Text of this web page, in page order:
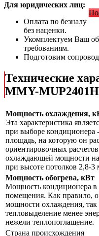
Для юридических лиц:
Оплата по безналу
без наценки.
Укомплектуем Ваш
требованиям.
Подготовим
Технические
MMY-
Мощность охлаждения,
Эта характеристика
при выборе кондиционера
площадь, на которую он
ориентировочных
охлаждающей мощности
при высоте потолков 2,8-3
Мощность обогрева, кВт
Мощность кондиционера в
помещения. Как правило,
мощности охлаждения, так
тепловыделение менее
нежели теплопоглащение.
Страна происхождения